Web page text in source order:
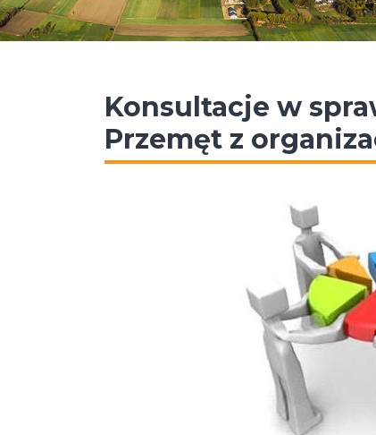
Konsultacje w
Przemęt z